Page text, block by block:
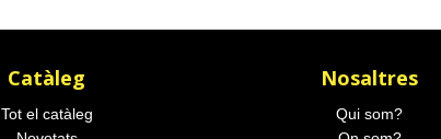
Catàleg
Tot el catàleg
Nosaltres
Qui som?